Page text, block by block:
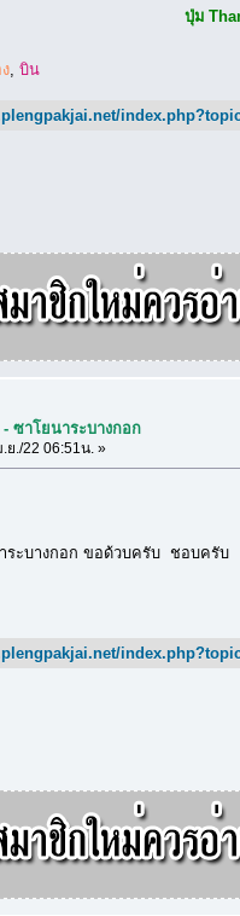
ปุ่ม
บิน
ซาโยนาระบางกอก
.ย./22 06:51น. »
ระบางกอก ขอด้วบครับ ชอบครับ